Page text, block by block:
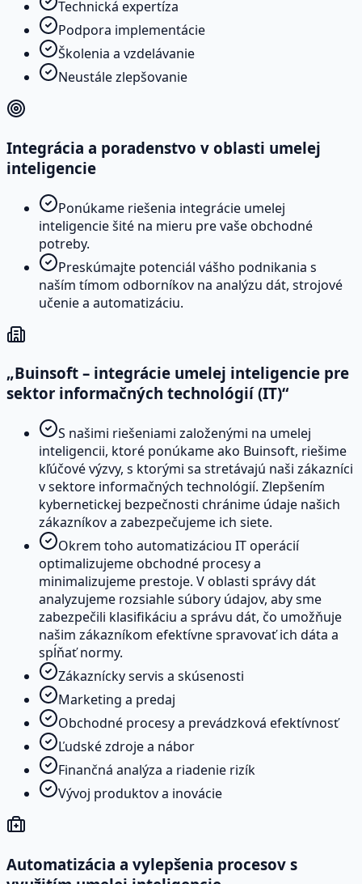
Technická expertíza
Podpora implementácie
Školenia a vzdelávanie
Neustále zlepšovanie
Integrácia a poradenstvo v oblasti umelej
inteligencie
Ponúkame riešenia integrácie umelej
inteligencie šité na mieru pre vaše obchodné
potreby.
Preskúmajte potenciál vášho podnikania s
naším tímom odborníkov na analýzu dát, strojové
učenie a automatizáciu.
„Buinsoft – integrácie umelej inteligencie pre
sektor informačných technológií (IT)“
S našimi riešeniami založenými na umelej
inteligencii, ktoré ponúkame ako Buinsoft, riešime
kľúčové výzvy, s ktorými sa stretávajú naši zákazníci
v sektore informačných technológií. Zlepšením
kybernetickej bezpečnosti chránime údaje našich
zákazníkov a zabezpečujeme ich siete.
Okrem toho automatizáciou IT operácií
optimalizujeme obchodné procesy a
minimalizujeme prestoje. V oblasti správy dát
analyzujeme rozsiahle súbory údajov, aby sme
zabezpečili klasifikáciu a správu dát, čo umožňuje
našim zákazníkom efektívne spravovať ich dáta a
spĺňať normy.
Zákaznícky servis a skúsenosti
Marketing a predaj
Obchodné procesy a prevádzková efektívnosť
Ľudské zdroje a nábor
Finančná analýza a riadenie rizík
Vývoj produktov a inovácie
Automatizácia a vylepšenia procesov s